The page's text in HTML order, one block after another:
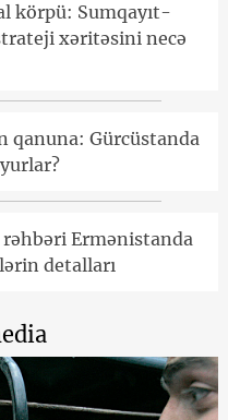
körpü: Sumqayıt-
xəritəsini necə
qanuna: Gürcüstanda
Ermənistanda
detalları